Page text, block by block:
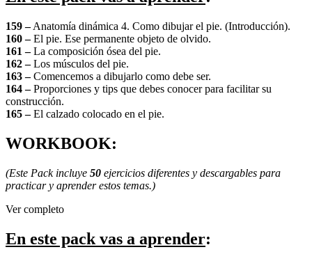
159 –Anatomía dinámica 4. Como dibujar el pie. (Introducción).
160 –El pie. Ese permanente objeto de olvido.
161 –La composición ósea del pie.
162 –Los músculos del pie.
163 –Comencemos a dibujarlo como debe ser.
164 –Proporciones y tips que debes conocer para facilitar su
construcción.
165 –El calzado colocado en el pie.
WORKBOOK:
(Este Pack incluye 50 ejercicios diferentes y descargables para
practicar y aprender estos temas.)
Ver completo
En este pack vas a aprender: